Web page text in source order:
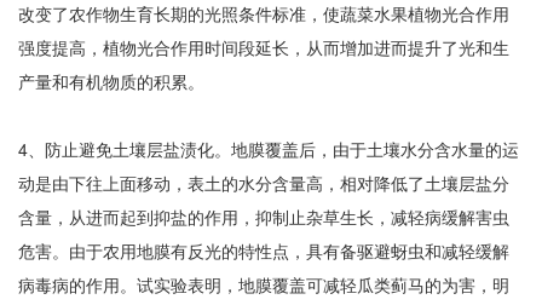
改变了农作物生育长期的光照条件标准，使蔬菜水果植物光合作用
强度提高，植物光合作用时间段延长，从而增加进而提升了光和生
产量和有机物质的积累。
4、防止避免土壤层盐渍化。地膜覆盖后，由于土壤水分含水量的运
动是由下往上面移动，表土的水分含量高，相对降低了土壤层盐分
含量，从进而起到抑盐的作用，抑制止杂草生长，减轻病缓解害虫
危害。由于农用地膜有反光的特性点，具有备驱避蚜虫和减轻缓解
病毒病的作用。试实验表明，地膜覆盖可减轻瓜类蓟马的为害，明